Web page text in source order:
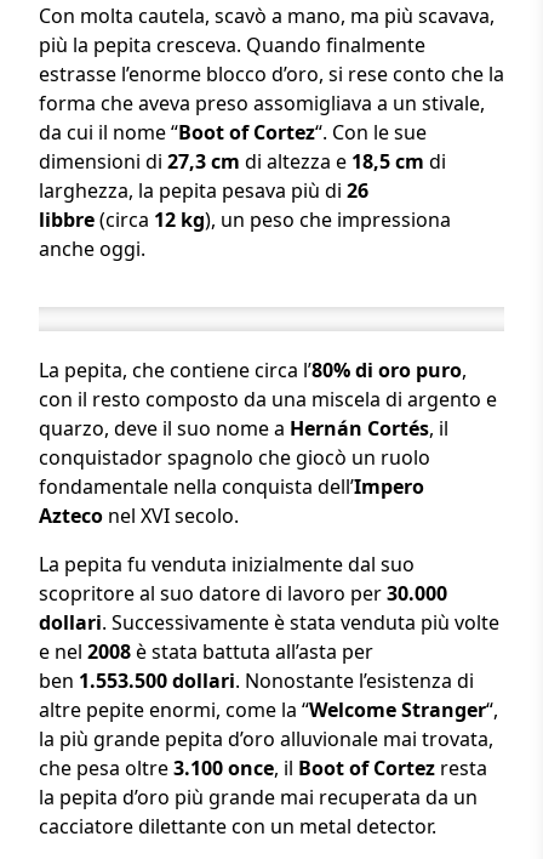
Con molta cautela, scavò a mano, ma più scavava,
più la pepita cresceva. Quando finalmente
estrasse l’enorme blocco d’oro, si rese conto che la
forma che aveva preso assomigliava a un stivale,
da cui il nome “Boot of Cortez“. Con le sue
dimensioni di 27,3 cm di altezza e 18,5 cm di
larghezza, la pepita pesava più di 26
libbre(circa 12 kg), un peso che impressiona
anche oggi.
La pepita, che contiene circa l’80% di oro puro,
con il resto composto da una miscela di argento e
quarzo, deve il suo nome a Hernán Cortés, il
conquistador spagnolo che giocò un ruolo
fondamentale nella conquista dell’Impero
Azteco nel XVI secolo.
La pepita fu venduta inizialmente dal suo
scopritore al suo datore di lavoro per30.000
dollari. Successivamente è stata venduta più volte
e nel 2008è stata battuta all’asta per
ben 1.553.500 dollari. Nonostante l’esistenza di
altre pepite enormi, come la “Welcome Stranger“,
la più grande pepita d’oro alluvionale mai trovata,
che pesa oltre3.100 once, il Boot of Cortez resta
la pepita d’oro più grande mai recuperata da un
cacciatore dilettante con un metal detector.